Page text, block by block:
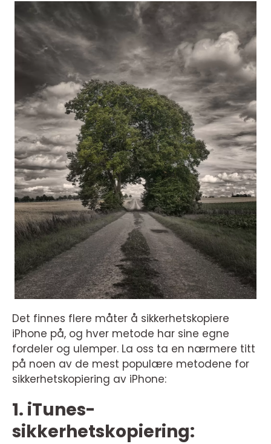
Det finnes flere måter å sikkerhetskopiere
iPhone på, og hver metode har sine egne
fordeler og ulemper. La oss ta en nærmere titt
på noen av de mest populære metodene for
sikkerhetskopiering av iPhone:
1. iTunes-
sikkerhetskopiering: